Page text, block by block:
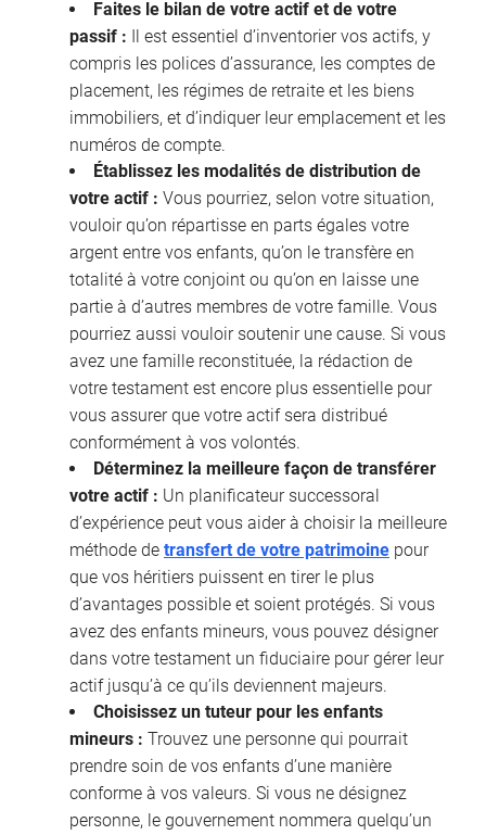
Faites le bilan de votre actif et de votre
passif : Il est essentiel d’inventorier vos actifs, y
compris les polices d’assurance, les comptes de
placement, les régimes de retraite et les biens
immobiliers, et d’indiquer leur emplacement et les
numéros de compte.
Établissez les modalités de distribution de
votre actif : Vous pourriez, selon votre situation,
vouloir qu’on répartisse en parts égales votre
argent entre vos enfants, qu’on le transfère en
totalité à votre conjoint ou qu’on en laisse une
partie à d’autres membres de votre famille. Vous
pourriez aussi vouloir soutenir une cause. Si vous
avez une famille reconstituée, la rédaction de
votre testament est encore plus essentielle pour
vous assurer que votre actif sera distribué
conformément à vos volontés.
Déterminez la meilleure façon de transférer
votre actif : Un planificateur successoral
d’expérience peut vous aider à choisir la meilleure
méthode de transfert de votre patrimoine pour
que vos héritiers puissent en tirer le plus
d’avantages possible et soient protégés. Si vous
avez des enfants mineurs, vous pouvez désigner
dans votre testament un fiduciaire pour gérer leur
actif jusqu’à ce qu’ils deviennent majeurs.
Choisissez un tuteur pour les enfants
mineurs : Trouvez une personne qui pourrait
prendre soin de vos enfants d’une manière
conforme à vos valeurs. Si vous ne désignez
personne, le gouvernement nommera quelqu’un